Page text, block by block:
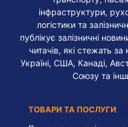
інфраструктури,
логістики та
публікує залізничні
читачів, які стежать
Україні, США, Канаді,
Союзу та
ТОВАРИ ТА ПОСЛУГИ